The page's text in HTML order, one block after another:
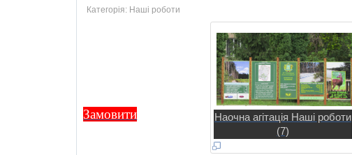
Категорія: Нашi роботи
Наочна агітація Наші роботи
(7)
Замовити